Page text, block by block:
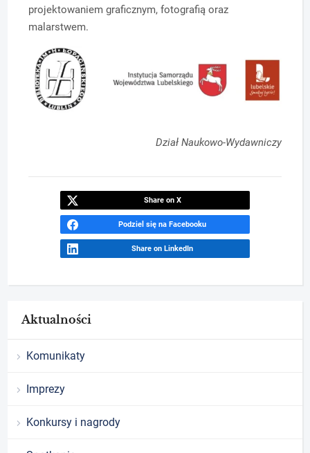
projektowaniem graficznym, fotografią oraz
malarstwem.
Dział Naukowo-Wydawniczy
Share on X
Podziel się na Facebooku
Share on LinkedIn
Aktualności
Komunikaty
Imprezy
Konkursy i nagrody